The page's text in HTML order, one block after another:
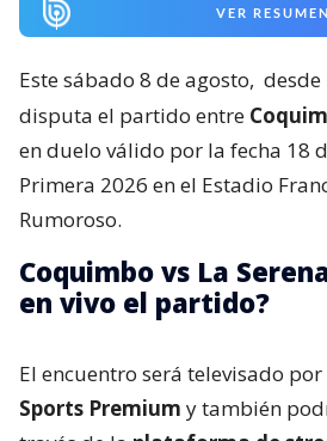
VER RESUMEN
Este sábado 8 de agosto, desde
disputa el partido entre
en duelo válido por la fecha 18
Primera 2026 en el Estadio
Rumoroso.
Coquimbo vs La
en vivo el partido?
El encuentro será televisado
Sports Premium y también